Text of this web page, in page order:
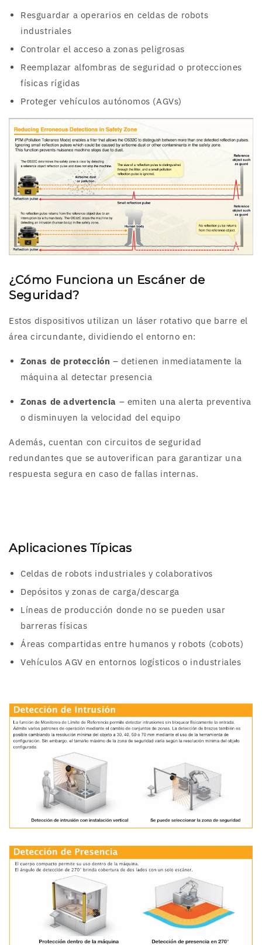
Resguardar a operarios en celdas de robots
industriales
Controlar el acceso a zonas peligrosas
Reemplazar alfombras de seguridad o protecciones
físicas rígidas
Proteger vehículos autónomos (AGVs)
¿Cómo Funciona un Escáner de
Seguridad?
Estos dispositivos utilizan un láser rotativo que barre el
área circundante, dividiendo el entorno en:
Zonas de protección – detienen inmediatamente la
máquina al detectar presencia
Zonas de advertencia – emiten una alerta preventiva
o disminuyen la velocidad del equipo
Además, cuentan con circuitos de seguridad
redundantes que se autoverifican para garantizar una
respuesta segura en caso de fallas internas.
Aplicaciones Típicas
Celdas de robots industriales y colaborativos
Depósitos y zonas de carga/descarga
Líneas de producción donde no se pueden usar
barreras físicas
Áreas compartidas entre humanos y robots (cobots)
Vehículos AGV en entornos logísticos o industriales